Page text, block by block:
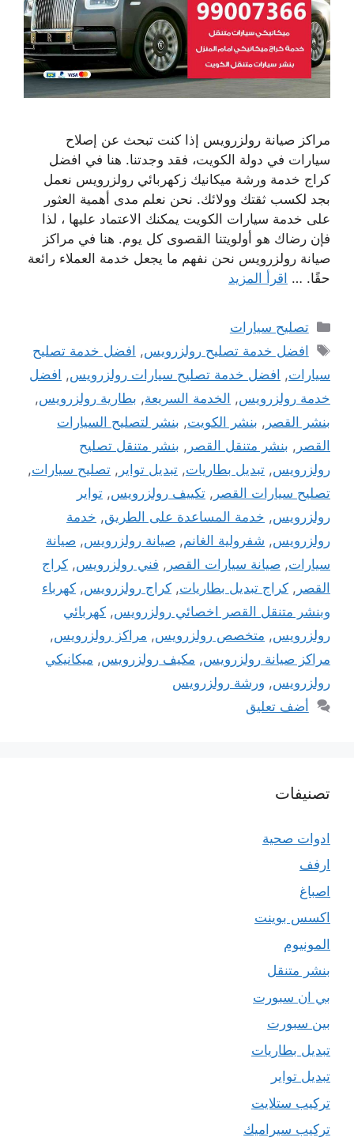
مراكز صيانة رولزرويس إذا كنت تبحث عن إصلاح
سيارات في دولة الكويت، فقد وجدتنا. هنا في افضل
كراج خدمة ورشة ميكانيك زكهربائي رولزرويس نعمل
بجد لكسب ثقتك وولائك. نحن نعلم مدى أهمية العثور
على خدمة سيارات الكويت يمكنك الاعتماد عليها ، لذا
فإن رضاك ​​هو أولويتنا القصوى كل يوم. هنا في مراكز
صيانة رولزرويس نحن نفهم ما يجعل خدمة العملاء رائعة
حقًا. … اقرأ المزيد
التصنيفات
تصليح سيارات
الوسوم
افضل خدمة تصليح رولزرويس, افضل خدمة تصليح
سيارات, افضل خدمة تصليح سيارات رولزرويس, افضل
خدمة رولزرويس, الخدمة السريعة, بطارية رولزرويس,
بنشر القصر , بنشر الكويت, بنشر لتصليح السيارات
القصر , بنشر متنقل القصر , بنشر متنقل تصليح
رولزرويس, تبديل بطاريات, تبديل تواير , تصليح سيارات,
تصليح سيارات القصر , تكييف رولزرويس, تواير
رولزرويس, خدمة المساعدة على الطريق, خدمة
رولزرويس, شفرولية الغانم, صيانة رولزرويس, صيانة
سيارات, صيانة سيارات القصر , فني رولزرويس, كراج
القصر , كراج تبديل بطاريات, كراج رولزرويس, كهرباء
وبنشر متنقل القصر اخصائي رولزرويس, كهربائي
رولزرويس, متخصص رولزرويس, مراكز رولزرويس,
مراكز صيانة رولزرويس, مكيف رولزرويس, ميكانيكي
رولزرويس, ورشة رولزرويس
أضف تعليق
تصنيفات
ادوات صحية
ارفف
اصباغ
اكسس بوينت
المونيوم
بنشر متنقل
بي ان سبورت
بين سبورت
تبديل بطاريات
تبديل تواير
تركيب ستلايت
تركيب سيراميك